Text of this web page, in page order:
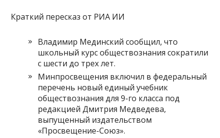
Краткий пересказ от РИА ИИ
Владимир Мединский сообщил, что
школьный курс обществознания сократили
с шести до трех лет.
Минпросвещения включил в федеральный
перечень новый единый учебник
обществознания для 9-го класса под
редакцией Дмитрия Медведева,
выпущенный издательством
«Просвещение-Союз».